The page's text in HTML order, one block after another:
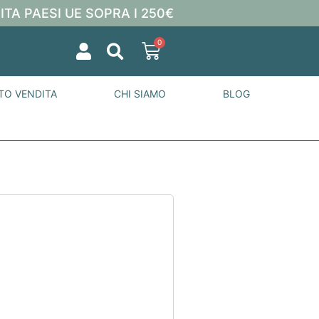
PAESI UE SOPRA I 250€
0
VENDITA CHI SIAMO BLOG